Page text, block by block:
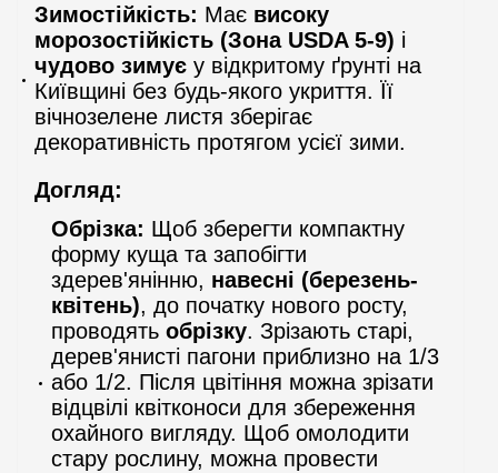
Зимостійкість: Має високу
морозостійкість (Зона USDA 5-9) і
чудово зимує у відкритому ґрунті на
Київщині без будь-якого укриття. Її
вічнозелене листя зберігає
декоративність протягом усієї зими.
Догляд:
Обрізка: Щоб зберегти компактну
форму куща та запобігти
здерев'янінню, навесні (березень-
квітень), до початку нового росту,
проводять обрізку. Зрізають старі,
дерев'янисті пагони приблизно на 1/3
або 1/2. Після цвітіння можна зрізати
відцвілі квітконоси для збереження
охайного вигляду. Щоб омолодити
стару рослину, можна провести